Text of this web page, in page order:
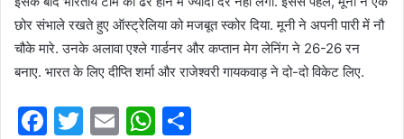
छोर संभाले रखते हुए ऑस्ट्रेलिया को मजबूत स्कोर दिया. मूनी ने अपनी पारी में नौ
चौके मारे. उनके अलावा एश्ले गार्डनर और कप्तान मेग लेनिंग ने 26-26 रन
बनाए. भारत के लिए दीप्ति शर्मा और राजेश्वरी गायकवाड़ ने दो-दो विकेट लिए.
F
T
E
W